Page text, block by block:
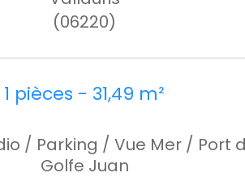
(06220)
1 pièces - 31,49 m²
/ Parking / Vue Mer / Port
Golfe Juan